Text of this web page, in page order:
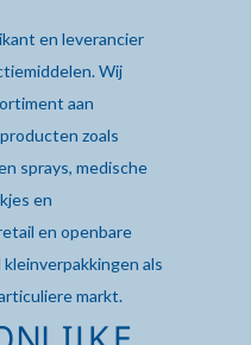
en leverancier
Wij
aan
zoals
sprays, medische
en
en openbare
als
markt.